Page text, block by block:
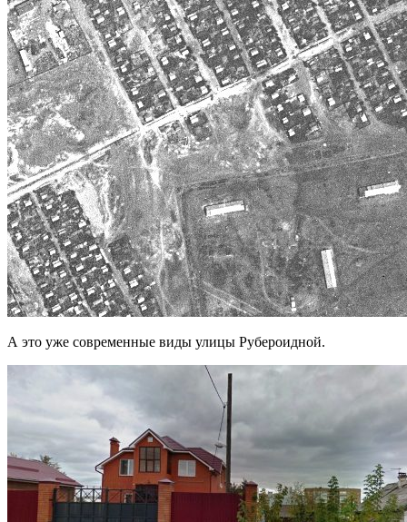
А это уже современные виды улицы Рубероидной.